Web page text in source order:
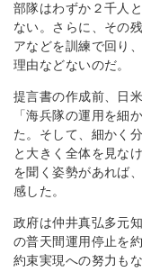
部隊はわずか２千人
ない。さらに、その
アなどを訓練で回り
理由などないのだ。
提言書の作成前、日
「海兵隊の運用を細
た。そして、細かく
と大きく全体を見な
を聞く姿勢があれば
感した。
政府は仲井真弘多元
の普天間運用停止を
約束実現への努力も